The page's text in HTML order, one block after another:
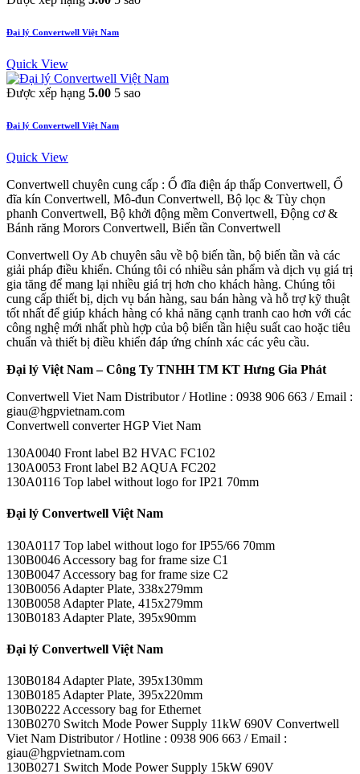
Đại lý Convertwell Việt Nam
Quick View
Được xếp hạng 5.00 5 sao
Đại lý Convertwell Việt Nam
Quick View
Convertwell chuyên cung cấp : Ổ đĩa điện áp thấp Convertwell, Ổ
đĩa kín Convertwell, Mô-đun Convertwell, Bộ lọc & Tùy chọn
phanh Convertwell, Bộ khởi động mềm Convertwell, Động cơ &
Bánh răng Morors Convertwell, Biến tần Convertwell
Convertwell Oy Ab chuyên sâu về bộ biến tần, bộ biến tần và các
giải pháp điều khiển. Chúng tôi có nhiều sản phẩm và dịch vụ giá trị
gia tăng để mang lại nhiều giá trị hơn cho khách hàng. Chúng tôi
cung cấp thiết bị, dịch vụ bán hàng, sau bán hàng và hỗ trợ kỹ thuật
tốt nhất để giúp khách hàng có khả năng cạnh tranh cao hơn với các
công nghệ mới nhất phù hợp của bộ biến tần hiệu suất cao hoặc tiêu
chuẩn và thiết bị điều khiển đáp ứng chính xác các yêu cầu.
Đại lý Việt Nam – Công Ty TNHH TM KT Hưng Gia Phát
Convertwell Viet Nam Distributor / Hotline : 0938 906 663 / Email :
giau@hgpvietnam.com
Convertwell converter HGP Viet Nam
130A0040 Front label B2 HVAC FC102
130A0053 Front label B2 AQUA FC202
130A0116 Top label without logo for IP21 70mm
Đại lý Convertwell Việt Nam
130A0117 Top label without logo for IP55/66 70mm
130B0046 Accessory bag for frame size C1
130B0047 Accessory bag for frame size C2
130B0056 Adapter Plate, 338x279mm
130B0058 Adapter Plate, 415x279mm
130B0183 Adapter Plate, 395x90mm
Đại lý Convertwell Việt Nam
130B0184 Adapter Plate, 395x130mm
130B0185 Adapter Plate, 395x220mm
130B0222 Accessory bag for Ethernet
130B0270 Switch Mode Power Supply 11kW 690V Convertwell
Viet Nam Distributor / Hotline : 0938 906 663 / Email :
giau@hgpvietnam.com
130B0271 Switch Mode Power Supply 15kW 690V